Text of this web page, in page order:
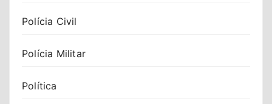
Polícia Civil
Polícia Militar
Política